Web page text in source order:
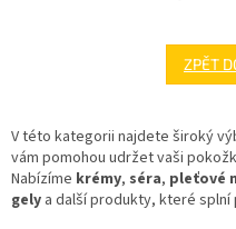
ZPĚT
V této kategorii najdete široký
vám pomohou udržet vaši
Nabízíme krémy, séra, pleťové
gely a další produkty, které